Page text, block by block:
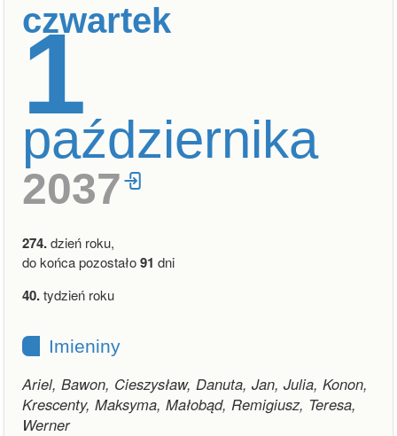
czwartek
1
października
2037
274.dzień roku,
do końca pozostało91 dni
40.tydzień roku
Imieniny
Ariel, Bawon, Cieszysław, Danuta, Jan, Julia, Konon,
Krescenty, Maksyma, Małobąd, Remigiusz, Teresa,
Werner